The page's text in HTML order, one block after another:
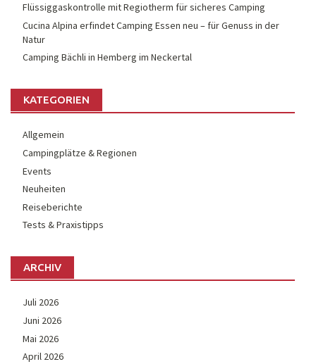
Flüssiggaskontrolle mit Regiotherm für sicheres Camping
Cucina Alpina erfindet Camping Essen neu – für Genuss in der
Natur
Camping Bächli in Hemberg im Neckertal
KATEGORIEN
Allgemein
Campingplätze & Regionen
Events
Neuheiten
Reiseberichte
Tests & Praxistipps
ARCHIV
Juli 2026
Juni 2026
Mai 2026
April 2026